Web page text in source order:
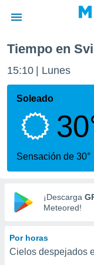
de
ha sido
calidad.
a este
las
y
digital
basada
Tiempo en
15:10 Lunes
Soleado
Sensación de 30°
¡Descarga
Meteored!
Por horas
Cielos despejados